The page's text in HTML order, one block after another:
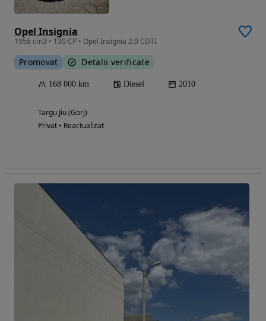
Opel Insignia
1956 cm3 • 130 CP • Opel Insignia 2.0 CDTI
Promovat Detalii verificate
168 000 km Diesel 2010
Targu Jiu (Gorj)
Privat • Reactualizat